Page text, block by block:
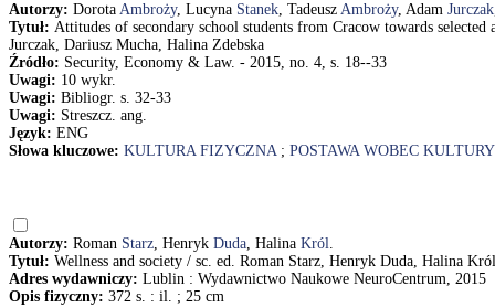
Autorzy: Dorota Ambroży, Lucyna Stanek, Tadeusz Ambroży, Adam Jurczak
Tytuł: Attitudes of secondary school students from Cracow towards
Jurczak, Dariusz Mucha, Halina Zdebska
Źródło: Security, Economy & Law. - 2015, no. 4, s. 18--33
Uwagi: 10 wykr.
Uwagi: Bibliogr. s. 32-33
Uwagi: Streszcz. ang.
Język: ENG
Słowa kluczowe: KULTURA FIZYCZNA; POSTAWA WOBEC
Autorzy: Roman Starz, Henryk Duda, Halina Król.
Tytuł: Wellness and society / sc. ed. Roman Starz, Henryk Duda, Halina Król
Adres wydawniczy: Lublin : Wydawnictwo Naukowe NeuroCentrum, 2015
Opis fizyczny: 372 s. : il. ; 25 cm